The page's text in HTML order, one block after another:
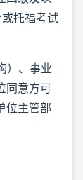
托福考试
）、事业
同意方可
位主管部